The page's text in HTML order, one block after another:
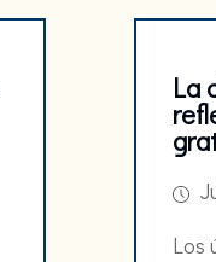
La
Los